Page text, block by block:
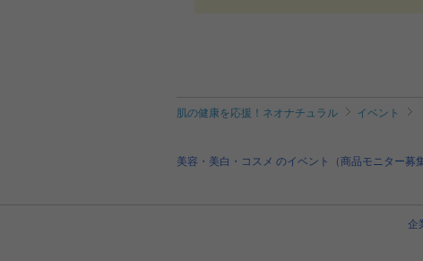
肌の健康を応援！ネオナチュラル イベント
美容・美白・コスメ のイベント（商品モニター募
企